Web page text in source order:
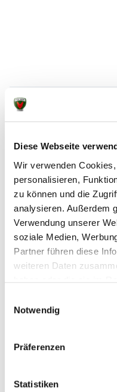
Diese Webseite
Wir verwenden
personalisieren,
zu können und die
analysieren. Außerdem
Verwendung unserer
soziale Medien,
Partner führen diese
weiteren Daten
Notwendig
Präferenzen
Statistiken
Weitere News
07.08.2026 |
Testspiel mit
Feeling
Zum zweiten Mal in
Berlin gegen
ebenfalls wieder in
erneut keinen Sieg